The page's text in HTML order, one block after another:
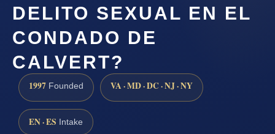
DELITO SEXUAL EN EL
CONDADO DE
CALVERT?
1997 Founded VA · MD · DC · NJ · NY
EN · ES Intake